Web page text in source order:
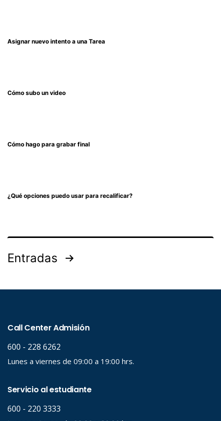
Asignar nuevo intento a una Tarea
Cómo subo un video
Cómo hago para grabar final
¿Qué opciones puedo usar para recalificar?
Entradas